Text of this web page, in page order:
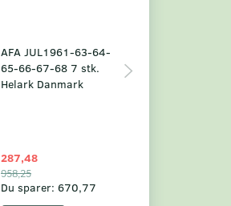
AFA JUL1961-63-64-
65-66-67-68 7 stk.
Helark Danmark
287,48
958,25
Du sparer: 670,77